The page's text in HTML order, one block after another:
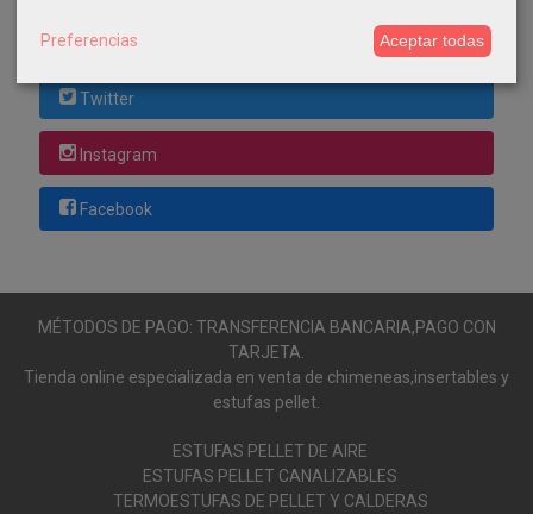
Redes Sociales
Twitter
Instagram
Facebook
MÉTODOS DE PAGO: TRANSFERENCIA BANCARIA,PAGO CON
TARJETA.
Tienda online especializada en venta de chimeneas,insertables y
estufas pellet.
ESTUFAS PELLET DE AIRE
ESTUFAS PELLET CANALIZABLES
TERMOESTUFAS DE PELLET Y CALDERAS
Preferencias Aceptar todas